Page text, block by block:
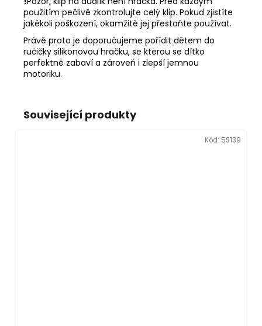
použitím pečlivě zkontrolujte celý klip. Pokud zjistíte
jakékoli poškození, okamžitě jej přestaňte používat.
Právě proto je doporučujeme pořídit dětem do
ručičky silikonovou hračku, se kterou se dítko
perfektně zabaví a zároveň i zlepší jemnou
motoriku.
Související produkty
Kód: 5S139